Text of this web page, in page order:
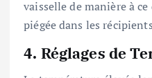
vaisselle de manière à
piégée dans les
4. Réglages de